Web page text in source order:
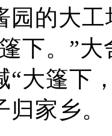
园的大
下。”
“大篷下
家乡。